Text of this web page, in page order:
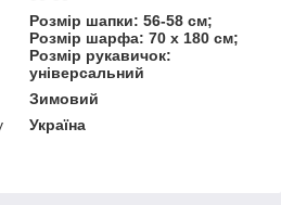
Розмір шапки: 56-58 см;
Розмір шарфа: 70 х 180 см;
Розмір рукавичок:
універсальний
Зимовий
Україна